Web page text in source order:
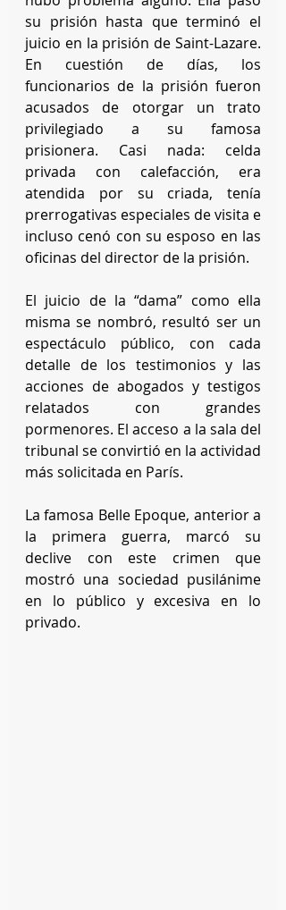
su prisión hasta que terminó el
juicio en la prisión de Saint-Lazare.
En cuestión de días, los
funcionarios de la prisión fueron
acusados de otorgar un trato
privilegiado a su famosa
prisionera. Casi nada: celda
privada con calefacción, era
atendida por su criada, tenía
prerrogativas especiales de visita e
incluso cenó con su esposo en las
oficinas del director de la prisión.
El juicio de la “dama” como ella
misma se nombró, resultó ser un
espectáculo público, con cada
detalle de los testimonios y las
acciones de abogados y testigos
relatados con grandes
pormenores. El acceso a la sala del
tribunal se convirtió en la actividad
más solicitada en París.
La famosa Belle Epoque, anterior a
la primera guerra, marcó su
declive con este crimen que
mostró una sociedad pusilánime
en lo público y excesiva en lo
privado.